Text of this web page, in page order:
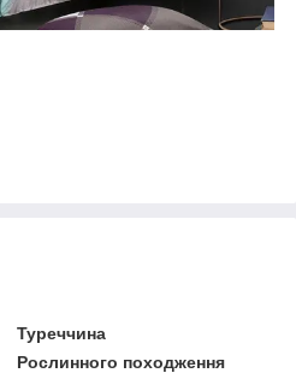
Туреччина
Рослинного походження